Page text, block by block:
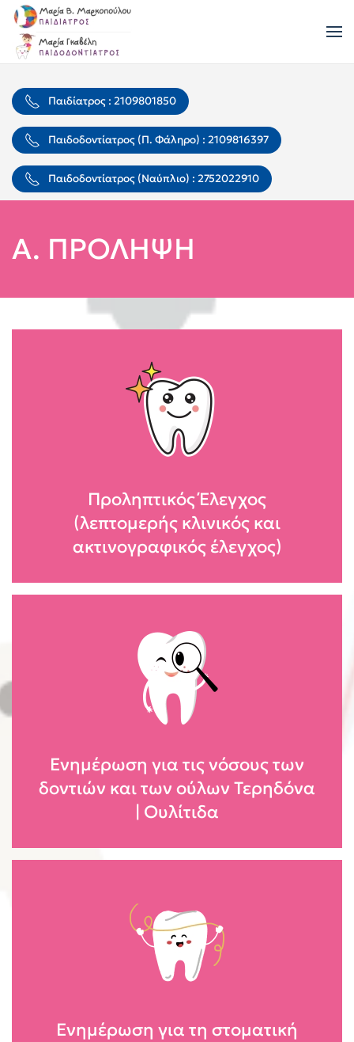
Skip to main content
Παιδίατρος : 2109801850
Παιδοδοντίατρος (Π. Φάληρο) : 2109816397
Παιδοδοντίατρος (Ναύπλιο) : 2752022910
Α. ΠΡΟΛΗΨΗ
Προληπτικός Έλεγχος
(λεπτομερής κλινικός και
ακτινογραφικός έλεγχος)
Ενημέρωση για τις νόσους των
δοντιών και των ούλων Τερηδόνα
| Ουλίτιδα
Ενημέρωση για τη στοματική